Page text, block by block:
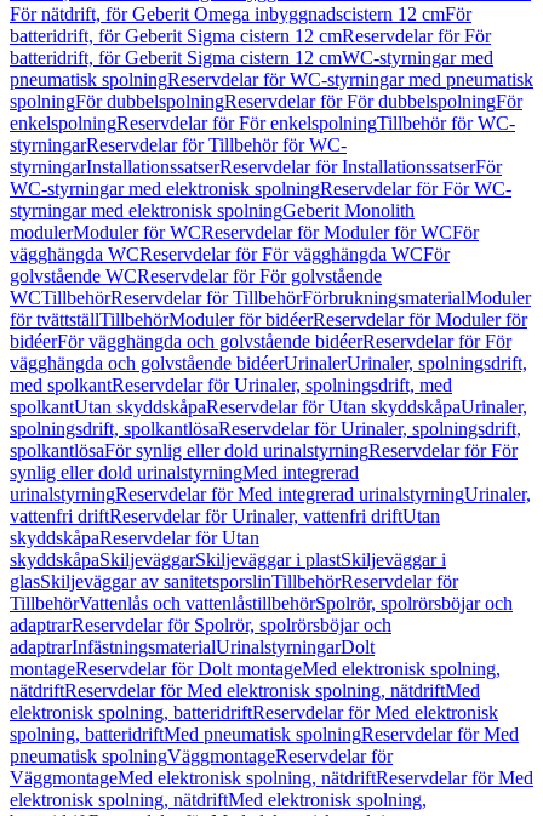
För nätdrift, för Geberit Omega inbyggnadscistern 12 cmFör
batteridrift, för Geberit Sigma cistern 12 cmReservdelar för För
batteridrift, för Geberit Sigma cistern 12 cmWC-styrningar med
pneumatisk spolningReservdelar för WC-styrningar med pneumatisk
spolningFör dubbelspolningReservdelar för För dubbelspolningFör
enkelspolningReservdelar för För enkelspolningTillbehör för WC-
styrningarReservdelar för Tillbehör för WC-
styrningarInstallationssatserReservdelar för InstallationssatserFör
WC-styrningar med elektronisk spolningReservdelar för För WC-
styrningar med elektronisk spolningGeberit Monolith
modulerModuler för WCReservdelar för Moduler för WCFör
vägghängda WCReservdelar för För vägghängda WCFör
golvstående WCReservdelar för För golvstående
WCTillbehörReservdelar för TillbehörFörbrukningsmaterialModuler
för tvättställTillbehörModuler för bidéerReservdelar för Moduler för
bidéerFör vägghängda och golvstående bidéerReservdelar för För
vägghängda och golvstående bidéerUrinalerUrinaler, spolningsdrift,
med spolkantReservdelar för Urinaler, spolningsdrift, med
spolkantUtan skyddskåpaReservdelar för Utan skyddskåpaUrinaler,
spolningsdrift, spolkantlösaReservdelar för Urinaler, spolningsdrift,
spolkantlösaFör synlig eller dold urinalstyrningReservdelar för För
synlig eller dold urinalstyrningMed integrerad
urinalstyrningReservdelar för Med integrerad urinalstyrningUrinaler,
vattenfri driftReservdelar för Urinaler, vattenfri driftUtan
skyddskåpaReservdelar för Utan
skyddskåpaSkiljeväggarSkiljeväggar i plastSkiljeväggar i
glasSkiljeväggar av sanitetsporslinTillbehörReservdelar för
TillbehörVattenlås och vattenlåstillbehörSpolrör, spolrörsböjar och
adaptrarReservdelar för Spolrör, spolrörsböjar och
adaptrarInfästningsmaterialUrinalstyrningarDolt
montageReservdelar för Dolt montageMed elektronisk spolning,
nätdriftReservdelar för Med elektronisk spolning, nätdriftMed
elektronisk spolning, batteridriftReservdelar för Med elektronisk
spolning, batteridriftMed pneumatisk spolningReservdelar för Med
pneumatisk spolningVäggmontageReservdelar för
VäggmontageMed elektronisk spolning, nätdriftReservdelar för Med
elektronisk spolning, nätdriftMed elektronisk spolning,